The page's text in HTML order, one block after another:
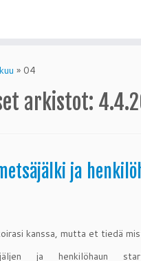
» 04
arkistot:
ja
kanssa, mutta et tiedä
ja henkilöhaun